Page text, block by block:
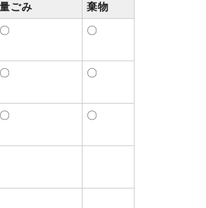
量ごみ
棄物
〇 〇
〇 〇
〇 〇